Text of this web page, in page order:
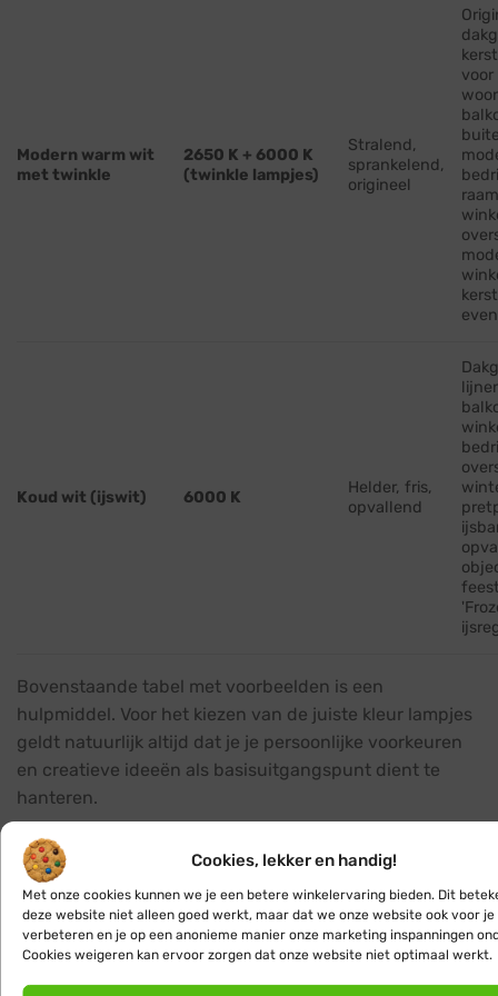
Cookies, lekker en handig!
Met onze cookies kunnen we je een betere winkelervaring bieden. Dit
deze website niet alleen goed werkt, maar dat we onze website ook voor je
verbeteren en je op een anonieme manier onze marketing inspanningen
Cookies weigeren kan ervoor zorgen dat onze website niet optimaal werkt.
Modern warm wit
met twinkle
2650 K + 6000 K
(twinkle lampjes)
Stralend,
sprankelend,
origineel
Koud wit (ijswit) 6000 K
Helder, fris,
opvallend
Bovenstaande tabel met voorbeelden is een
hulpmiddel. Voor het kiezen van de juiste kleur lampjes
geldt natuurlijk altijd dat je je persoonlijke voorkeuren
en creatieve ideeën als basisuitgangspunt dient te
hanteren.
Is ijspegelverlichting waterdicht en geschikt
voor buitengebruik?
Onze ijspegelverlichting, in het Engels ook wel 'icicles'
genoemd, is speciaal ontworpen om bestand te zijn
tegen de elementen. Met een IP67-classificatie van